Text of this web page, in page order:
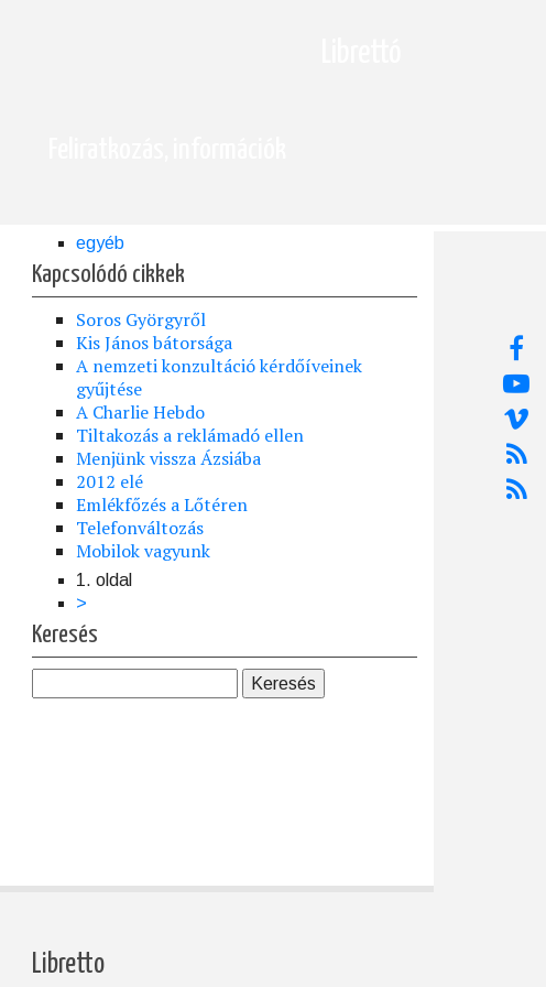
egyéb
Kapcsolódó cikkek
Soros Györgyről
Kis János bátorsága
A nemzeti konzultáció kérdőíveinek
gyűjtése
A Charlie Hebdo
Tiltakozás a reklámadó ellen
Menjünk vissza Ázsiába
2012 elé
Emlékfőzés a Lőtéren
Telefonváltozás
Mobilok vagyunk
Oldalszámozás
1. oldal
Következő
oldal
>
Keresés
Libretto